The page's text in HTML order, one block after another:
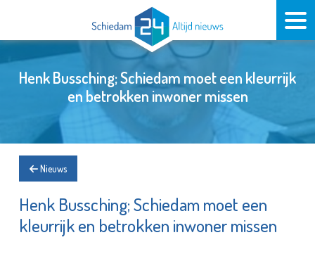
Henk Bussching; Schiedam moet een kleurrijk
en betrokken inwoner missen
Nieuws
Henk Bussching; Schiedam moet een
kleurrijk en betrokken inwoner missen